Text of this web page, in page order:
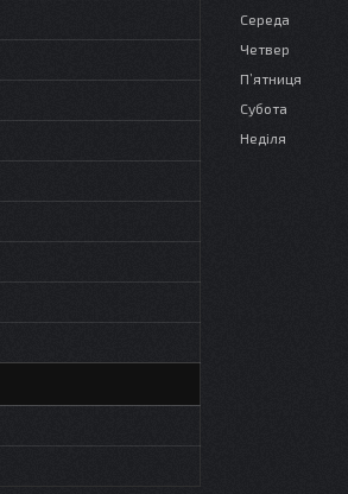
Середа
Четвер
Пʼятниця
Субота
Неділя